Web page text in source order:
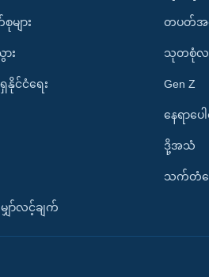
များ
း
င်ငံရေး
ော်လင့်ချက်
တပတ်အတွ
သုတစုံလ
Gen Z
နေရာပေ
ဒို့အသံ
သက်တံရ